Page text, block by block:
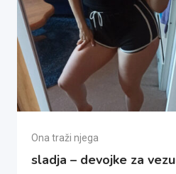
Ona traži njega
sladja – devojke za vezu